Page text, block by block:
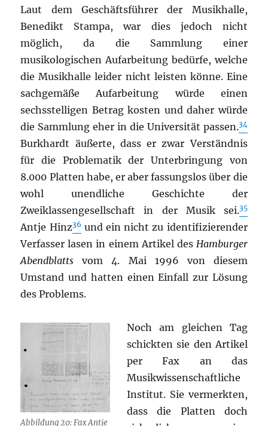
Laut dem Geschäftsführer der Musikhalle,
Benedikt Stampa, war dies jedoch nicht
möglich, da die Sammlung einer
musikologischen Aufarbeitung bedürfe, welche
die Musikhalle leider nicht leisten könne. Eine
sachgemäße Aufarbeitung würde einen
sechsstelligen Betrag kosten und daher würde
die Sammlung eher in die Universität passen.34
Burkhardt äußerte, dass er zwar Verständnis
für die Problematik der Unterbringung von
8.000 Platten habe, er aber fassungslos über die
wohl unendliche Geschichte der
Zweiklassengesellschaft in der Musik sei.35
Antje Hinz36 und ein nicht zu identifizierender
Verfasser lasen in einem Artikel des Hamburger
Abendblatts vom 4. Mai 1996 von diesem
Umstand und hatten einen Einfall zur Lösung
des Problems.
Abbildung 20: Fax Antje
Noch am gleichen Tag
schickten sie den Artikel
per Fax an das
Musikwissenschaftliche
Institut. Sie vermerkten,
dass die Platten doch